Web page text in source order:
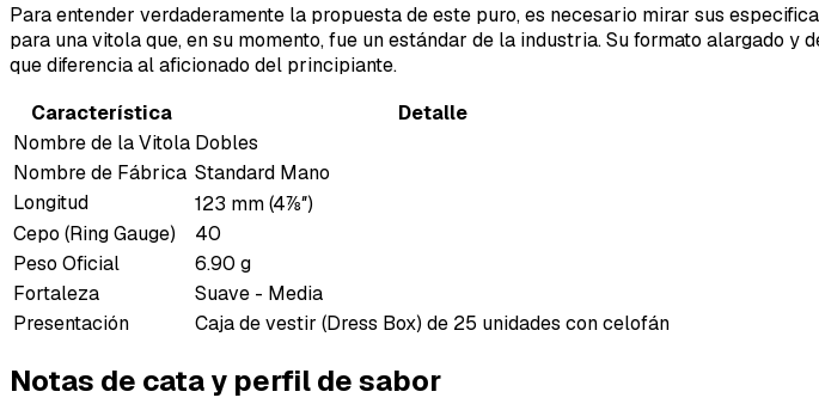
Para entender verdaderamente la propuesta de este puro, es necesario mirar sus
para una vitola que, en su momento, fue un estándar de la industria. Su formato alargado
que diferencia al aficionado del principiante.
Característica
Detalle
Nombre de la Vitola Dobles
Nombre de Fábrica Standard Mano
Longitud
123 mm (4⅞″)
Cepo (Ring Gauge)
40
Peso Oficial
6.90 g
Fortaleza
Suave - Media
Presentación
Caja de vestir (Dress Box) de 25 unidades con celofán
Notas de cata y perfil de sabor